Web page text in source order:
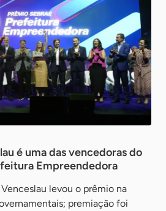
é uma das vencedoras do
Empreendedora
levou o prêmio na
premiação foi